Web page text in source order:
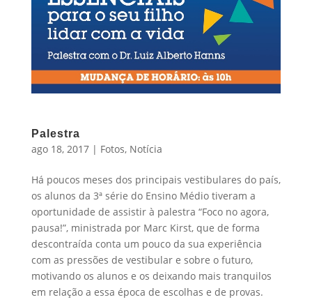
Palestra
ago 18, 2017| Fotos, Notícia
Há poucos meses dos principais vestibulares do país,
os alunos da 3ª série do Ensino Médio tiveram a
oportunidade de assistir à palestra “Foco no agora,
pausa!”, ministrada por Marc Kirst, que de forma
descontraída conta um pouco da sua experiência
com as pressões de vestibular e sobre o futuro,
motivando os alunos e os deixando mais tranquilos
em relação a essa época de escolhas e de provas.